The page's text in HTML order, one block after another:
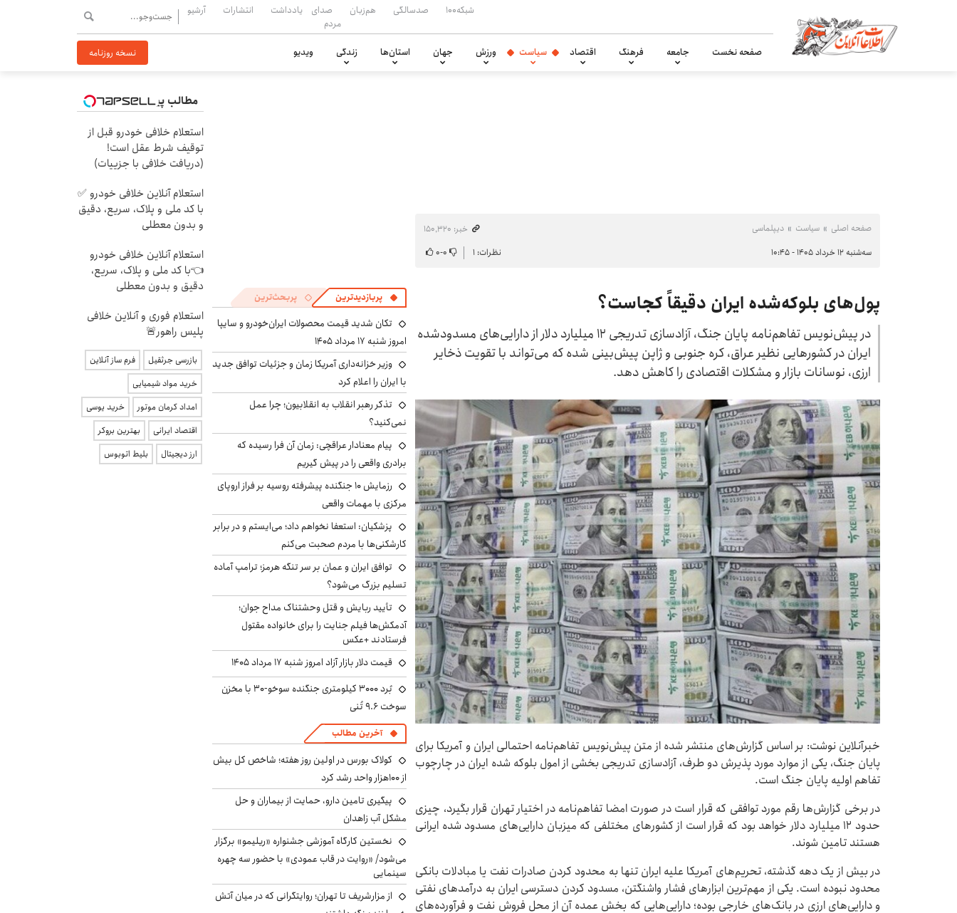
شبکه۱۰۰ صدسالگی هم‌زبان
صدای
مردم
یادداشت انتشارات آرشیو
صفحه نخست جامعه فرهنگ اقتصاد سیاست ورزش جهان استان‌ها زندگی ویدیو نسخه روزنامه
صفحه اصلی سیاست دیپلماسی
خبر: ۱۵۰٬۳۲۰
سه‌شنبه ۱۲ خرداد ۱۴۰۵ - ۱۰:۴۵
نظرات: ۱ ۰-۰
پول‌های بلوکه‌شده ایران دقیقاً کجاست؟
در پیش‌نویس تفاهم‌نامه پایان جنگ، آزادسازی تدریجی ۱۲ میلیارد دلار از دارایی‌های مسدودشده
ایران در کشورهایی نظیر عراق، کره جنوبی و ژاپن پیش‌بینی شده که می‌تواند با تقویت ذخایر
ارزی، نوسانات بازار و مشکلات اقتصادی را کاهش دهد.
خبرآنلاین نوشت: بر اساس گزارش‌های منتشر شده از متن پیش‌نویس تفاهم‌نامه احتمالی ایران و آمریکا برای
پایان جنگ، یکی از موارد مورد پذیرش دو طرف، آزادسازی تدریجی بخشی از امول بلوکه شده ایران در چارچوب
تفاهم اولیه پایان جنگ است.
در برخی گزارش‌ها رقم مورد توافقی که قرار است در صورت امضا تفاهم‌نامه در اختیار تهران قرار بگیرد، چیزی
حدود ۱۲ میلیارد دلار خواهد بود که قرار است از کشورهای مختلفی که میزبان دارایی‌های مسدود شده ایرانی
هستند تامین شوند.
در بیش از یک دهه گذشته، تحریم‌های آمریکا علیه ایران تنها به محدود کردن صادرات نفت یا مبادلات بانکی
محدود نبوده است. یکی از مهم‌ترین ابزارهای فشار واشنگتن، مسدود کردن دسترسی ایران به درآمدهای نفتی
و دارایی‌های ارزی در بانک‌های خارجی بوده؛ دارایی‌هایی که بخش عمده آن از محل فروش نفت و فرآورده‌های
پربازدیدترین پربحث‌ترین
تکان شدید قیمت محصولات ایران‌خودرو و سایپا
امروز شنبه ۱۷ مرداد ۱۴۰۵
وزیر خزانه‌داری آمریکا زمان و جزئیات توافق جدید
با ایران را اعلام کرد
تذکر رهبر انقلاب به انقلابیون؛ چرا عمل
نمی‌کنید؟
پیام معنادار عراقچی: زمان آن فرا رسیده که
برادری واقعی را در پیش گیریم
رزمایش ۱۰ جنگنده پیشرفته روسیه بر فراز اروپای
مرکزی با مهمات واقعی
پزشکیان: استعفا نخواهم داد؛ می‌ایستم و در برابر
کارشکنی‌ها با مردم صحبت می‌کنم
توافق ایران و عمان بر سر تنگه هرمز؛ ترامپ آماده
تسلیم بزرگ می‌شود؟
تأیید ربایش و قتل وحشتناک مداح جوان؛
آدمکش‌ها فیلم جنایت را برای خانواده مقتول
فرستادند +عکس
قیمت دلار بازار آزاد امروز شنبه ۱۷ مرداد ۱۴۰۵
بُرد ۳۰۰۰ کیلومتری جنگنده سوخو-۳۰ با مخزن
سوخت ۹.۶ تُنی
آخرین مطالب
کولاک بورس در اولین روز هفته؛ شاخص کل بیش
از ۱۰۰هزار واحد رشد کرد
پیگیری تامین دارو، حمایت از بیماران و حل
مشکل آب زاهدان
نخستین کارگاه آموزشی جشنواره «ریلیمو» برگزار
می‌شود/ «روایت در قاب عمودی» با حضور سه چهره
سینمایی
از مزارشریف تا تهران؛ روایتگرانی که در میان آتش
مطالب پیشنهادی
استعلام خلافی خودرو قبل از
توقیف شرط عقل است!
(دریافت خلافی با جزییات)
استعلام آنلاین خلافی خودرو ✅
با کد ملی و پلاک، سریع، دقیق
و بدون معطلی
استعلام آنلاین خلافی خودرو
👈با کد ملی و پلاک، سریع،
دقیق و بدون معطلی
استعلام فوری و آنلاین خلافی
پلیس راهور🚨
بازرسی جرثقیل
فرم ساز آنلاین
خرید مواد شیمیایی
امداد کرمان موتور
خرید یوسی
اقتصاد ایرانی
بهترین بروکر
ارز دیجیتال
بلیط اتوبوس